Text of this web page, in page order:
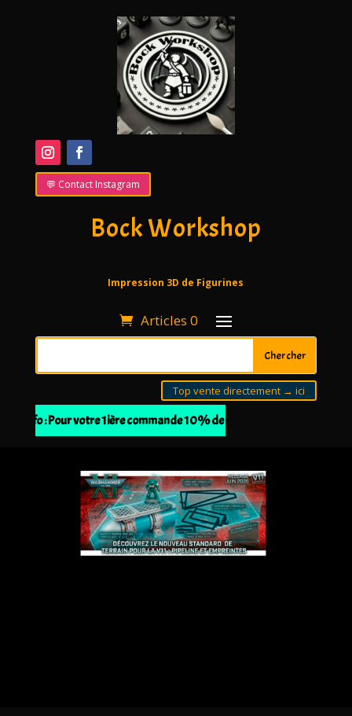
💬 Contact Instagram
Bock Workshop
Impression 3D de Figurines
Articles 0
Top vente directement → ici
Info : Pour votre 1ière commande 10% de remise à partir de 30€